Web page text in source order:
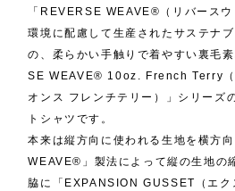
「REVERSE WEAVE®（リバースウ
環境に配慮して生産されたサステナ
の、柔らかい手触りで着やすい裏毛
SE WEAVE® 10oz. French Terry
オンス フレンチテリー）」シリーズ
トシャツです。
本来は縦方向に使われる生地を横方
WEAVE®」製法によって縦の生地の
脇に「EXPANSION GUSSET（エク